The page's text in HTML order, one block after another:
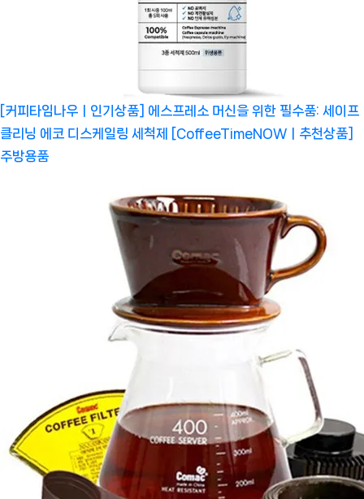
[커피타임나우ㅣ인기상품] 에스프레소 머신을 위한 필수품: 세이프
클리닝 에코 디스케일링 세척제 [CoffeeTimeNOWㅣ추천상품]
주방용품